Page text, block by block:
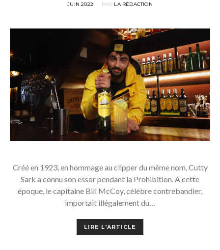
POSTED
JUIN 2022 PAR LA RÉDACTION
Créé en 1923, en hommage au clipper du même nom, Cutty
Sark a connu son essor pendant la Prohibition. A cette
époque, le capitaine Bill McCoy, célèbre contrebandier,
importait illégalement du…
LIRE L'ARTICLE